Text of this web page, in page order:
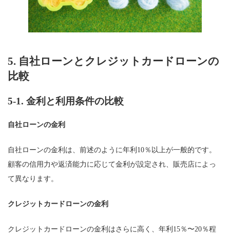
5. 自社ローンとクレジットカードローンの
比較
5-1. 金利と利用条件の比較
自社ローンの金利
自社ローンの金利は、前述のように年利10％以上が一般的です。
顧客の信用力や返済能力に応じて金利が設定され、販売店によっ
て異なります。
クレジットカードローンの金利
クレジットカードローンの金利はさらに高く、年利15％〜20％程